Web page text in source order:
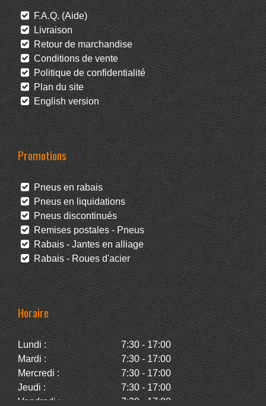
F.A.Q. (Aide)
Livraison
Retour de marchandise
Conditions de vente
Politique de confidentialité
Plan du site
English version
Promotions
Pneus en rabais
Pneus en liquidations
Pneus discontinués
Remises postales - Pneus
Rabais - Jantes en alliage
Rabais - Roues d'acier
Horaire
Lundi :
7:30 - 17:00
Mardi :
7:30 - 17:00
Mercredi :
7:30 - 17:00
Jeudi :
7:30 - 17:00
Vendredi :
7:30 - 17:00